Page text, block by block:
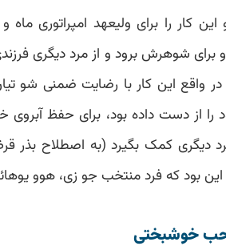
این کار را برای ولیعهد امپراتوری
برای شوهرش برود و از مرد دیگری
در واقع این کار با رضایت ضمنی شو
را از دست داده بود، برای حفظ
فرد دیگری کمک بگیرد (به اصطلاح بذر
این بود که فرد منتخب جو زی، هوو